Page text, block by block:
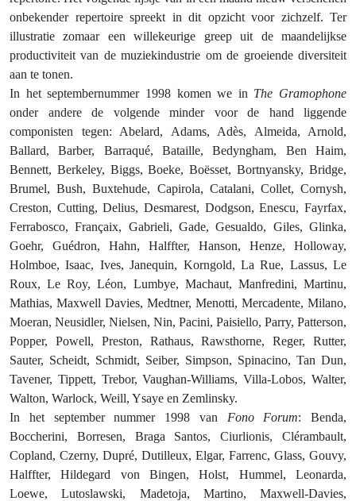
onbekender repertoire spreekt in dit opzicht voor zichzelf. Ter
illustratie zomaar een willekeurige greep uit de maandelijkse
productiviteit van de muziekindustrie om de groeiende diversiteit
aan te tonen.
In het septembernummer 1998 komen we in The Gramophone
onder andere de volgende minder voor de hand liggende
componisten tegen: Abelard, Adams, Adès, Almeida, Arnold,
Ballard, Barber, Barraqué, Bataille, Bedyngham, Ben Haim,
Bennett, Berkeley, Biggs, Boeke, Boësset, Bortnyansky, Bridge,
Brumel, Bush, Buxtehude, Capirola, Catalani, Collet, Cornysh,
Creston, Cutting, Delius, Desmarest, Dodgson, Enescu, Fayrfax,
Ferrabosco, Françaix, Gabrieli, Gade, Gesualdo, Giles, Glinka,
Goehr, Guédron, Hahn, Halffter, Hanson, Henze, Holloway,
Holmboe, Isaac, Ives, Janequin, Korngold, La Rue, Lassus, Le
Roux, Le Roy, Léon, Lumbye, Machaut, Manfredini, Martinu,
Mathias, Maxwell Davies, Medtner, Menotti, Mercadente, Milano,
Moeran, Neusidler, Nielsen, Nin, Pacini, Paisiello, Parry, Patterson,
Popper, Powell, Preston, Rathaus, Rawsthorne, Reger, Rutter,
Sauter, Scheidt, Schmidt, Seiber, Simpson, Spinacino, Tan Dun,
Tavener, Tippett, Trebor, Vaughan-Williams, Villa-Lobos, Walter,
Walton, Warlock, Weill, Ysaye en Zemlinsky.
In het september nummer 1998 van Fono Forum: Benda,
Boccherini, Borresen, Braga Santos, Ciurlionis, Clérambault,
Copland, Czerny, Dupré, Dutilleux, Elgar, Farrenc, Glass, Gouvy,
Halffter, Hildegard von Bingen, Holst, Hummel, Leonarda,
Loewe, Lutoslawski, Madetoja, Martino, Maxwell-Davies,